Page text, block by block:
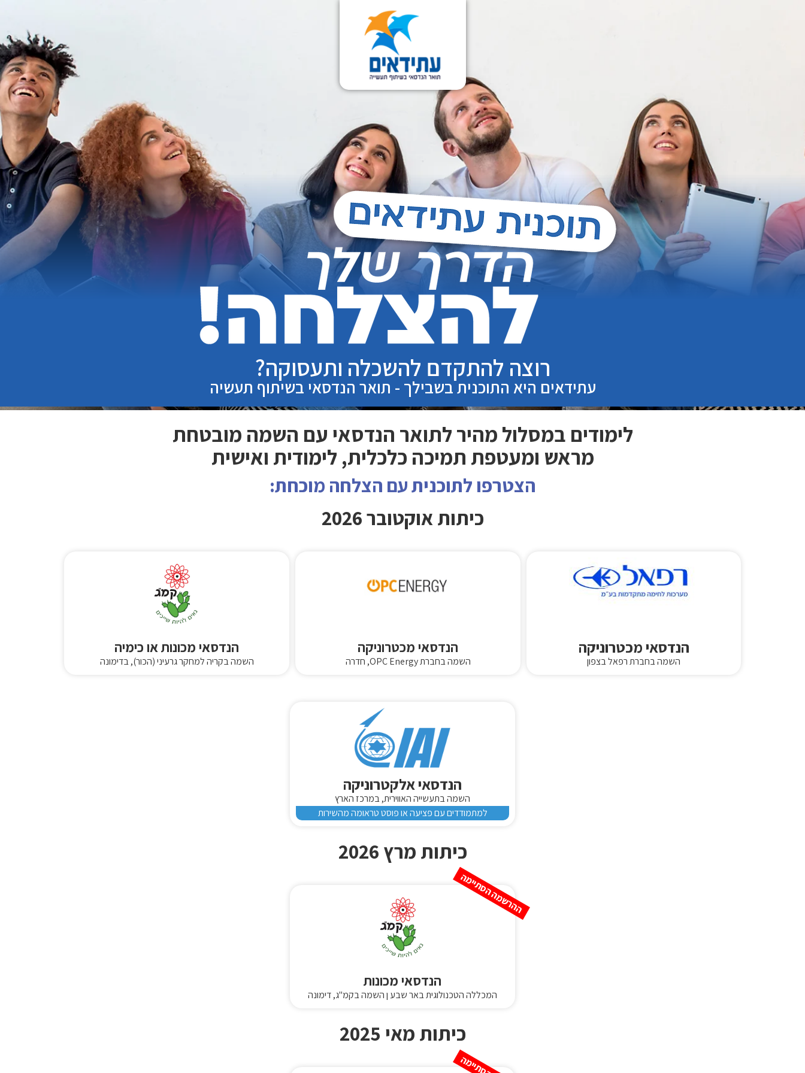
רוצה להתקדם להשכלה ותעסוקה?
עתידאים היא התוכנית בשבילך - תואר הנדסאי בשיתוף תעשיה
לימודים במסלול מהיר לתואר הנדסאי עם השמה מובטחת
מראש ומעטפת תמיכה כלכלית, לימודית ואישית
הצטרפו לתוכנית עם הצלחה מוכחת:
כיתות אוקטובר 2026
הנדסאי מכטרוניקה
השמה בחברת רפאל בצפון
הנדסאי מכטרוניקה
השמה בחברת OPC Energy, חדרה
הנדסאי מכונות או כימיה
השמה בקריה למחקר גרעיני (הכור), בדימונה
הנדסאי אלקטרוניקה
השמה בתעשייה האווירית, במרכז הארץ
למתמודדים עם פציעה או פוסט טראומה מהשירות
כיתות מרץ 2026
הנדסאי מכונות
המכללה הטכנולוגית באר שבע ן השמה בקמ"ג, דימונה
ההרשמה הסתיימה
כיתות מאי 2025